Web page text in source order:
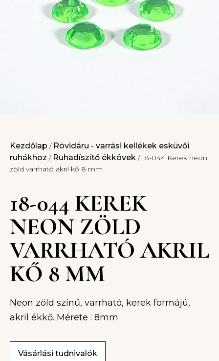
Kezdőlap / Rövidáru - varrási kellékek esküvői
ruhákhoz / Ruhadíszítő ékkövek / 18-044 Kerek neon
zöld varrható akril kő 8 mm
18-044 KEREK
NEON ZÖLD
VARRHATÓ AKRIL
KŐ 8 MM
Neon zöld színű, varrható, kerek formájú,
akril ékkő. Mérete : 8mm
Vásárlási tudnivalók